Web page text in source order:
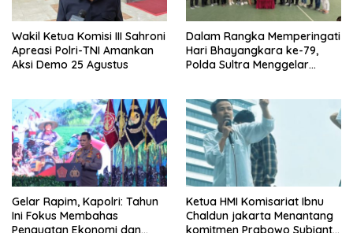
Wakil Ketua Komisi III Sahroni
Apreasi Polri-TNI Amankan
Aksi Demo 25 Agustus
Dalam Rangka Memperingati
Hari Bhayangkara ke-79,
Polda Sultra Menggelar
Gelar Rapim, Kapolri: Tahun
Ini Fokus Membahas
Penguatan Ekonomi dan
Ketua HMI Komisariat Ibnu
Chaldun jakarta Menantang
komitmen Prabowo Subianto